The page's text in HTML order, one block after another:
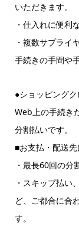
いただきます。
・仕入れに便利
・複数サプライ
手続きの手間や
●ショッピング
Web上の手続き
分割払いです。
■お支払・配送
・最長60回の分
・スキップ払い
ど、ご都合に合
す。